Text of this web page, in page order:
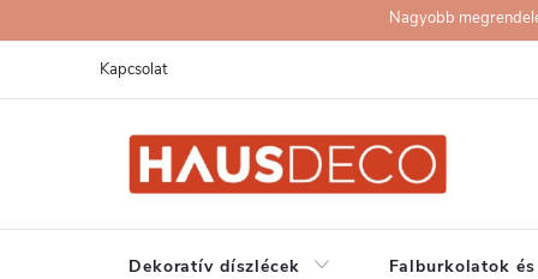
a
Nagyobb
Kapcsolat
Dekoratív díszlécek Falburkolatok